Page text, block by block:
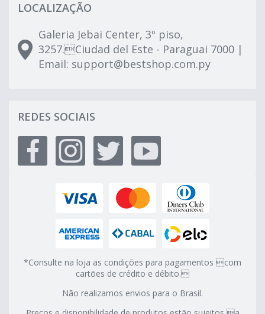
LOCALIZAÇÃO
Galeria Jebai Center, 3º piso,
3257.Ciudad del Este - Paraguai 7000 |
Email: support@bestshop.com.py
REDES SOCIAIS
*Consulte na loja as condições para pagamentos com
cartões de crédito e débito.
Não realizamos envios para o Brasil.